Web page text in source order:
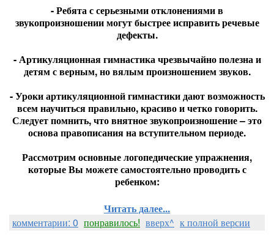
- Ребята с серьезными отклонениями в
звукопроизношении могут быстрее исправить речевые
дефекты.
- Артикуляционная гимнастика чрезвычайно полезна и
детям с верным, но вялым произношением звуков.
- Уроки артикуляционной гимнастики дают возможность
всем научиться правильно, красиво и четко говорить.
Следует помнить, что внятное звукопроизношение – это
основа правописания на вступительном периоде.
Рассмотрим основные логопедические упражнения,
которые Вы можете самостоятельно проводить с
ребенком:
Читать далее...
комментарии: 0 понравилось! вверх^ к полной версии